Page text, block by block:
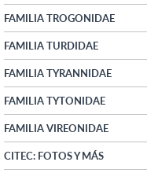
FAMILIA TROGONIDAE
FAMILIA TURDIDAE
FAMILIA TYRANNIDAE
FAMILIA TYTONIDAE
FAMILIA VIREONIDAE
CITEC: FOTOS Y MÁS